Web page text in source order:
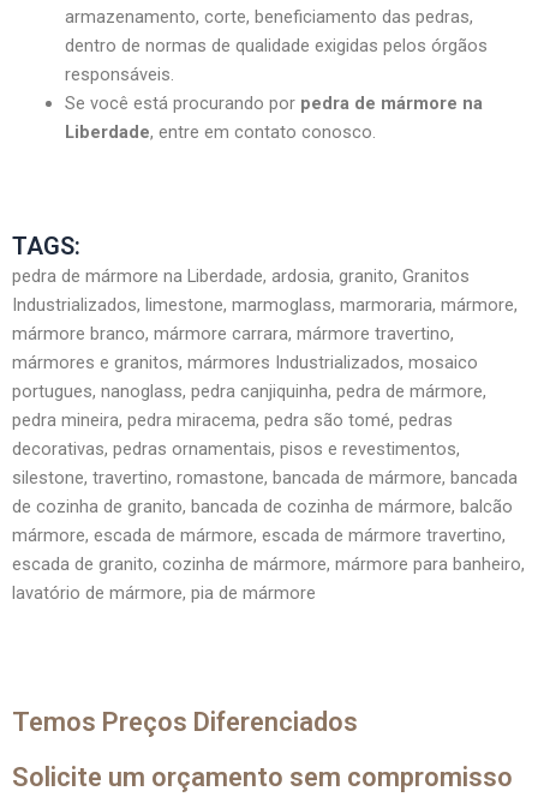
armazenamento, corte, beneficiamento das pedras,
dentro de normas de qualidade exigidas pelos órgãos
responsáveis.
Se você está procurando por pedra de mármore na
Liberdade, entre em contato conosco.
TAGS:
pedra de mármore na Liberdade, ardosia, granito, Granitos
Industrializados, limestone, marmoglass, marmoraria, mármore,
mármore branco, mármore carrara, mármore travertino,
mármores e granitos, mármores Industrializados, mosaico
portugues, nanoglass, pedra canjiquinha, pedra de mármore,
pedra mineira, pedra miracema, pedra são tomé, pedras
decorativas, pedras ornamentais, pisos e revestimentos,
silestone, travertino, romastone, bancada de mármore, bancada
de cozinha de granito, bancada de cozinha de mármore, balcão
mármore, escada de mármore, escada de mármore travertino,
escada de granito, cozinha de mármore, mármore para banheiro,
lavatório de mármore, pia de mármore
Temos Preços Diferenciados
Solicite um orçamento sem compromisso